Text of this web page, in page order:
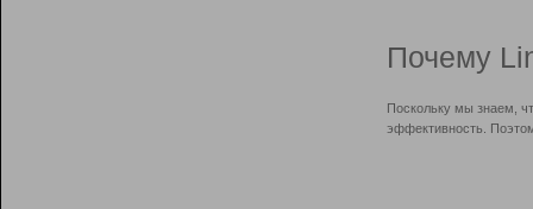
Почему
Поскольку мы знаем,
эффективность.